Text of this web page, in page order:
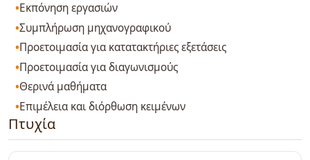
Εκπόνηση εργασιών
Συμπλήρωση μηχανογραφικού
Προετοιμασία για κατατακτήριες εξετάσεις
Προετοιμασία για διαγωνισμούς
Θερινά μαθήματα
Επιμέλεια και διόρθωση κειμένων
Πτυχία